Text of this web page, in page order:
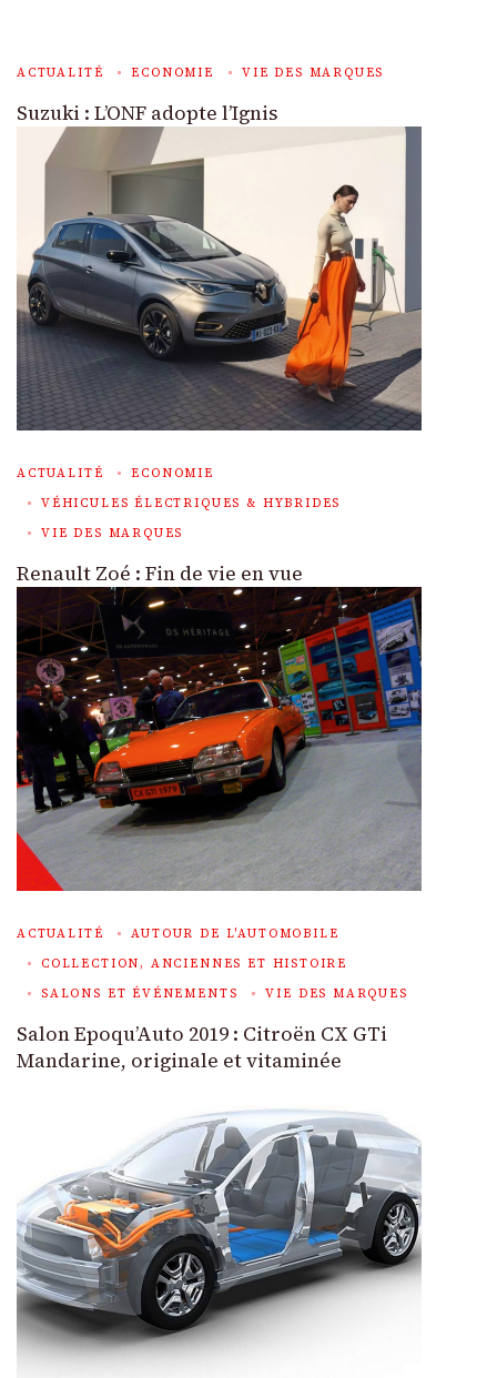
ACTUALITÉ ECONOMIE VIE DES MARQUES
Suzuki : L’ONF adopte l’Ignis
ACTUALITÉ
ECONOMIE
VÉHICULES ÉLECTRIQUES & HYBRIDES
VIE DES MARQUES
Renault Zoé : Fin de vie en vue
ACTUALITÉ
AUTOUR DE L'AUTOMOBILE
COLLECTION, ANCIENNES ET HISTOIRE
SALONS ET ÉVÉNEMENTS
VIE DES MARQUES
Salon Epoqu’Auto 2019 : Citroën CX GTi
Mandarine, originale et vitaminée